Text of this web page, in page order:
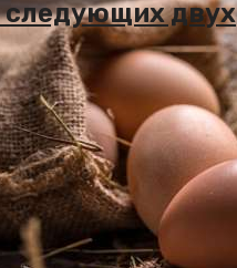
следующих двух